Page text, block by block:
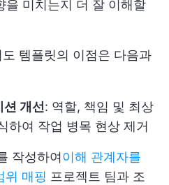
을 미치는지 더 잘 이해할
템플릿의 이점은 다음과
개선 : 역할, 책임 및 최상
하여 작업 병목 현상 제거
작성하여이해 관계자를
위 매핑 프로젝트 팀과 조